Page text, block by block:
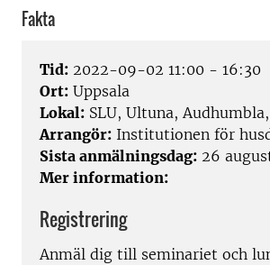
Fakta
Tid: 2022-09-02 11:00 - 16:30
Ort: Uppsala
Lokal: SLU, Ultuna,
Arrangör: Institutionen för
Sista anmälningsdag: 26
Mer information:
Registrering
Anmäl dig till seminariet och